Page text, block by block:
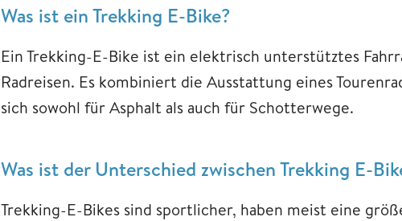
Was ist ein Trekking E-Bike?
Ein Trekking-E-Bike ist ein elektrisch unterstütztes
Radreisen. Es kombiniert die Ausstattung eines
sich sowohl für Asphalt als auch für Schotterwege.
Was ist der Unterschied zwischen Trekking E-
Trekking-E-Bikes sind sportlicher, haben meist eine